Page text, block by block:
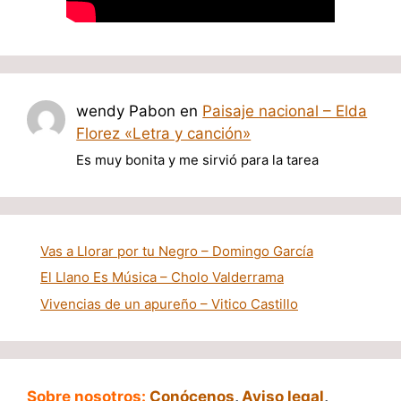
wendy Pabon en Paisaje nacional – Elda
Florez «Letra y canción»
Es muy bonita y me sirvió para la tarea
Vas a Llorar por tu Negro – Domingo García
El Llano Es Música – Cholo Valderrama
Vivencias de un apureño – Vitico Castillo
Sobre nosotros: Conócenos, Aviso legal,